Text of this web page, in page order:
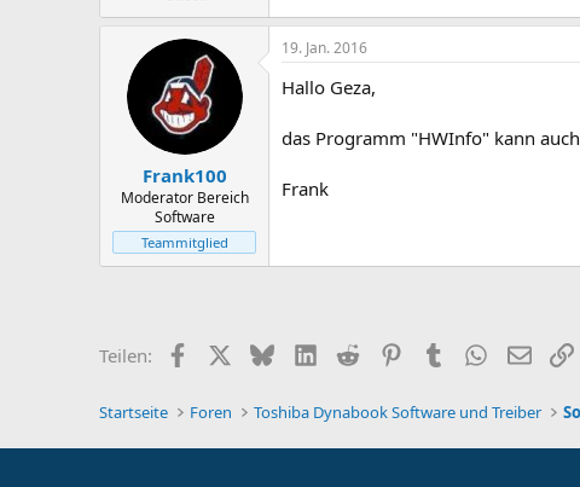
Frank100
Moderator Bereich
Software
Teammitglied
19. Jan. 2016
Hallo Geza,
das Programm "HWInfo" kann
Frank
Teilen: Facebook BlueskyLinkedIn
Reddit PinterestTumblr WhatsApp
E-Mail
Startseite Foren Toshiba Dynabook Software und Treiber